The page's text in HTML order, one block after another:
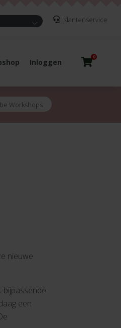
Klantenservice
Inloggen
0
Workshops
nieuwe
bijpassende
een